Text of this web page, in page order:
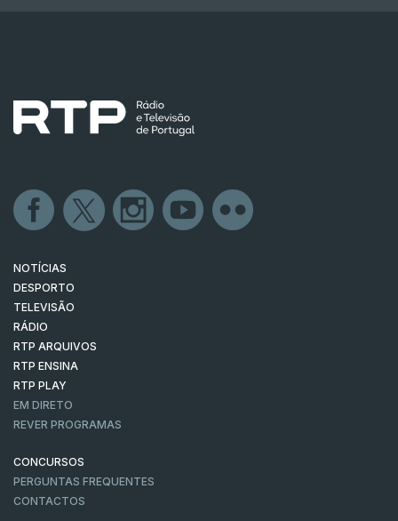
NOTÍCIAS
DESPORTO
TELEVISÃO
RÁDIO
RTP ARQUIVOS
RTP ENSINA
RTP PLAY
EM DIRETO
REVER PROGRAMAS
CONCURSOS
PERGUNTAS FREQUENTES
CONTACTOS